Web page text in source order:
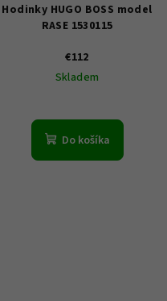
Hodinky HUGO BOSS model
RASE 1530115
€112
Skladem
Do košíka